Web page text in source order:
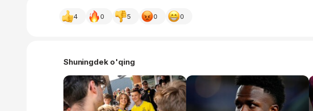
4 0 5 0 0
Shuningdek o'qing